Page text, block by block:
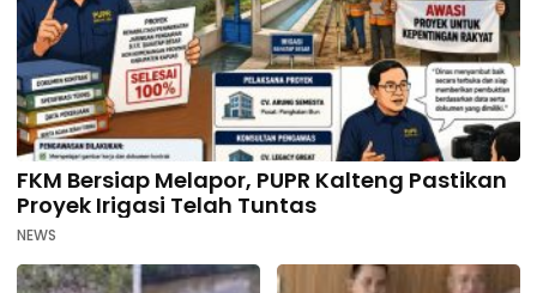
FKM Bersiap Melapor, PUPR Kalteng Pastikan
Proyek Irigasi Telah Tuntas
NEWS